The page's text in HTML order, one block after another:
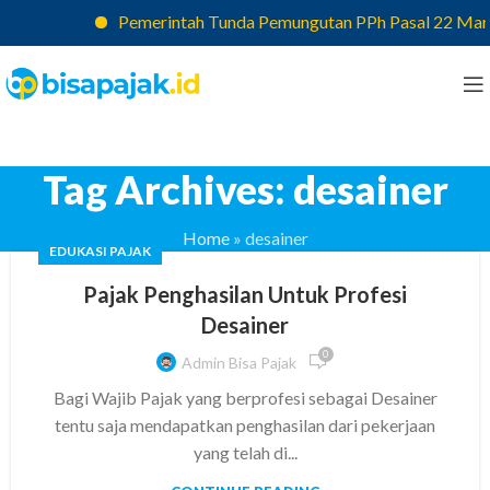
Pemerintah Tunda Pemungutan PPh Pasal 22
Tag Archives: desainer
Home» desainer
EDUKASI PAJAK
Pajak Penghasilan Untuk Profesi
Desainer
Admin Bisa Pajak 0
Bagi Wajib Pajak yang berprofesi sebagai Desainer
tentu saja mendapatkan penghasilan dari pekerjaan
yang telah di...